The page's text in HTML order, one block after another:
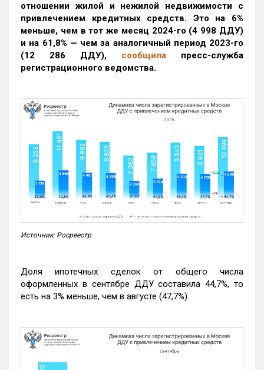
отношении жилой и нежилой недвижимости с
привлечением кредитных средств. Это на 6%
меньше, чем в тот же месяц 2024-го (4 998 ДДУ)
и на 61,8% — чем за аналогичный период 2023-го
(12 286 ДДУ), сообщила пресс-служба
регистрационного ведомства.
Источник: Росреестр
Доля ипотечных сделок от общего числа
оформленных в сентябре ДДУ составила 44,7%, то
есть на 3% меньше, чем в августе (47,7%).